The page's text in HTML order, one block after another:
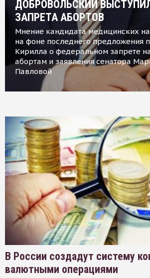
ДОБРОВОЛЬСКИЙ
ЗАПРЕТА АБОРТОВ
Мнение кандидата медицинских
на фоне последнего предложения
Кирилла о федеральном запрете
абортам и заявления сенатора
Павловой
В России создадут систему
валютными операциями